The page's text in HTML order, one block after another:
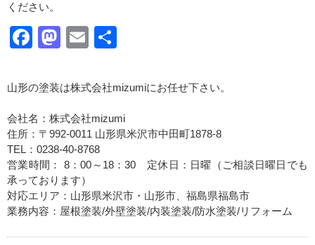
ください。
Facebook
Mastodon
Email
山形の塗装は株式会社mizumiにお任せ下さい。
会社名：株式会社mizumi
住所：〒992-0011 山形県米沢市中田町1878-8
TEL：0238-40-8768
営業時間： 8：00～18：30 定休日：日曜（ご相談日曜日でも
承っております）
対応エリア：山形県米沢市・山形市、福島県福島市
業務内容：屋根塗装/外壁塗装/内装塗装/防水塗装/リフォーム